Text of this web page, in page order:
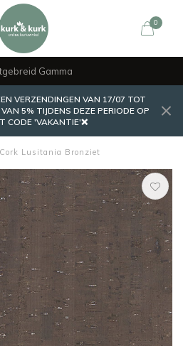
0
Gamma
VERZENDINGEN VAN 17/07 TOT
5% TIJDENS DEZE PERIODE OP
CODE 'VAKANTIE'❌
Lusitania Bronziet